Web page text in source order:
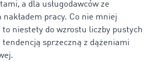
a dla usługodawców ze
pracy. Co nie mniej
to niestety do wzrostu liczby pustych
tendencją sprzeczną z dążeniami